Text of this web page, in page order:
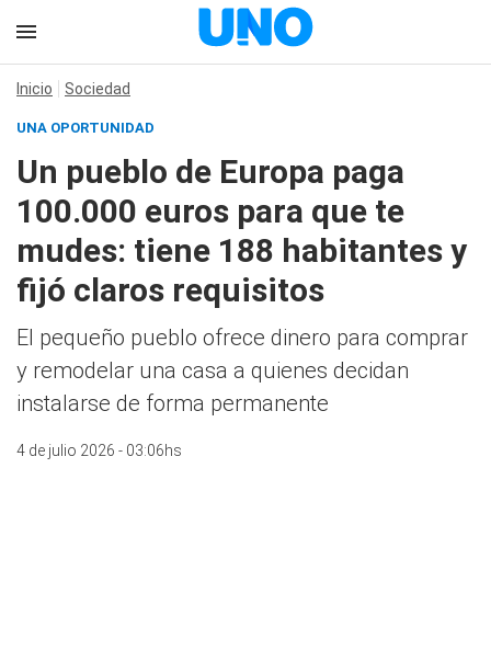
Inicio Sociedad
UNA OPORTUNIDAD
Un pueblo de Europa paga
100.000 euros para que te
mudes: tiene 188 habitantes y
fijó claros requisitos
El pequeño pueblo ofrece dinero para comprar
y remodelar una casa a quienes decidan
instalarse de forma permanente
4 de julio 2026 - 03:06hs